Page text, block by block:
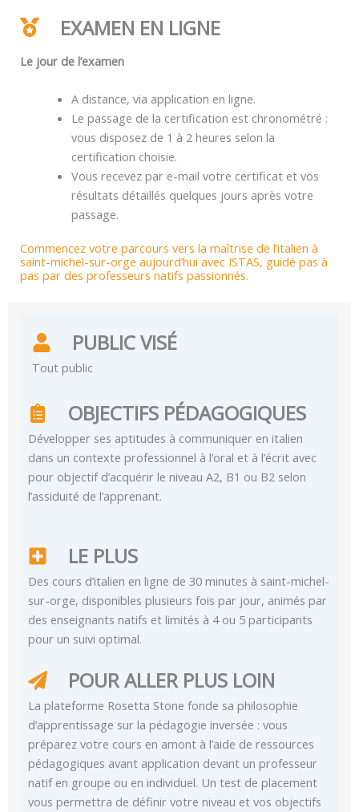
EXAMEN EN LIGNE
Le jour de l’examen
A distance, via application en ligne.
Le passage de la certification est chronométré :
vous disposez de 1 à 2 heures selon la
certification choisie.
Vous recevez par e-mail votre certificat et vos
résultats détaillés quelques jours après votre
passage.
Commencez votre parcours vers la maîtrise de l’italien à
saint-michel-sur-orge aujourd’hui avec ISTAS, guidé pas à
pas par des professeurs natifs passionnés.
PUBLIC VISÉ
Tout public
OBJECTIFS PÉDAGOGIQUES
Développer ses aptitudes à communiquer en italien
dans un contexte professionnel à l’oral et à l’écrit avec
pour objectif d’acquérir le niveau A2, B1 ou B2 selon
l’assiduité de l’apprenant.
LE PLUS
Des cours d’italien en ligne de 30 minutes à saint-michel-
sur-orge, disponibles plusieurs fois par jour, animés par
des enseignants natifs et limités à 4 ou 5 participants
pour un suivi optimal.
POUR ALLER PLUS LOIN
La plateforme Rosetta Stone fonde sa philosophie
d’apprentissage sur la pédagogie inversée : vous
préparez votre cours en amont à l’aide de ressources
pédagogiques avant application devant un professeur
natif en groupe ou en individuel. Un test de placement
vous permettra de définir votre niveau et vos objectifs